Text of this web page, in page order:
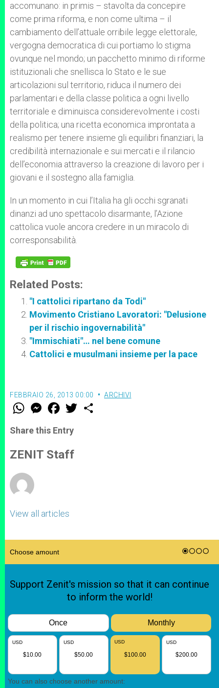
accomunano: in primis – stavolta da concepire
come prima riforma, e non come ultima – il
cambiamento dell’attuale orribile legge elettorale,
vergogna democratica di cui portiamo lo stigma
ovunque nel mondo; un pacchetto minimo di riforme
istituzionali che snellisca lo Stato e le sue
articolazioni sul territorio, riduca il numero dei
parlamentari e della classe politica a ogni livello
territoriale e diminuisca considerevolmente i costi
della politica; una ricetta economica improntata a
realismo per tenere insieme gli equilibri finanziari, la
credibilità internazionale e sui mercati e il rilancio
dell’economia attraverso la creazione di lavoro per i
giovani e il sostegno alla famiglia.
In un momento in cui l’Italia ha gli occhi sgranati
dinanzi ad uno spettacolo disarmante, l’Azione
cattolica vuole ancora credere in un miracolo di
corresponsabilità.
Related Posts:
"I cattolici ripartano da Todi"
Movimento Cristiano Lavoratori: "Delusione
per il rischio ingovernabilità"
"Immischiati"… nel bene comune
Cattolici e musulmani insieme per la pace
FEBBRAIO 26, 2013 00:00 ARCHIVI
W
t
s
p
p
M
e
s
e
g
e
F
a
e
b
o
k
w
Share this Entry
ZENIT Staff
View all articles